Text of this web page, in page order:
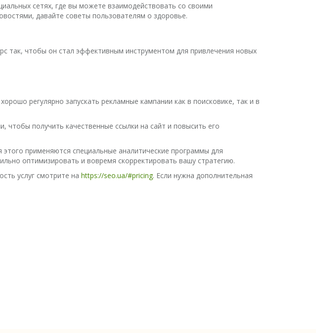
сетях, где вы можете взаимодействовать со своими
давайте советы пользователям о здоровье.
так, чтобы он стал эффективным инструментом для привлечения новых
регулярно запускать рекламные кампании как в поисковике, так и в
получить качественные ссылки на сайт и повысить его
применяются специальные аналитические программы для
оптимизировать и вовремя скорректировать вашу стратегию.
услуг смотрите на https://seo.ua/#pricing. Если нужна дополнительная